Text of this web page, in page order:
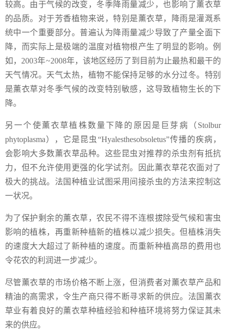
较高。由于气候的改变，冬季降雨量减少，也影响了薰衣草
的品质。对于芳香植物来说，特别是薰衣草，降雨是灌溉系
统中一个重要部分。普遍认为降雨量减少导致了产量全面下
降，而实际上是极端的温度对植物根产生了明显的影响。例
如，2003年~2008年，该地区经历了到目前为止最热和最干的
天气情况。天气太热，植物不能保持足够的水分过冬。特别
是薰衣草对冬季气候的改变特别敏感，这导致植物生长的下
降。
另一个使薰衣草植株数量下降的原因是巨芽病（Stolbur
phytoplasma），它是昆虫“Hyalesthesobsoletus”传播的疾病，
会影响大多数薰衣草品种。这些昆虫对推荐的杀虫剂有抵抗
力，但不允许使用更强的化学试剂。因此薰衣草花农面对了
极大的挑战。法国种植业试图采用间接杀虫的方法来控制这
一状况。
为了保护剩余的薰衣草，农民不得不连根拔除受气候和害虫
影响的植株，再重新种植新的植株以减少损失。但植株消失
的速度大大超过了新种植的速度。而重新种植高昂的费用也
令花农的利润进一步减少。
尽管薰衣草的市场价格不断上涨，但消费者对薰衣草产品和
精油的高需求，令生产商只得不断寻求新的供应。法国薰衣
草业有着良好的薰衣草种植经验和种植环境将努力保证其未
来的供应。